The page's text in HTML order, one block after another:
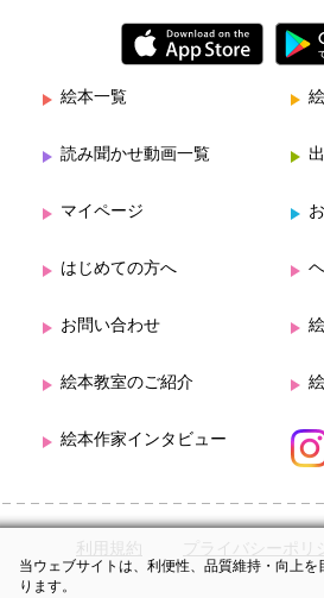
絵本一覧
読み聞かせ動画一覧
マイページ
はじめての方へ
お問い合わせ
絵本教室のご紹介
絵本作家インタビュー
利用規約 プライバシーポリ
当ウェブサイトは、利便性、品質維持・向上を
ります。